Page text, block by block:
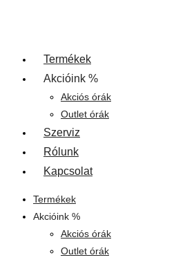
Termékek
Akcióink %
Akciós órák
Outlet órák
Szerviz
Rólunk
Kapcsolat
Termékek
Akcióink %
Akciós órák
Outlet órák